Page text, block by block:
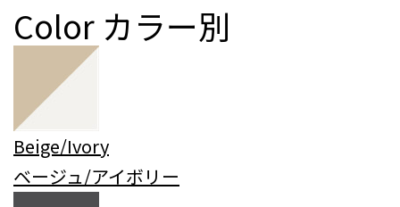
Color カラー別
Beige/Ivory
ベージュ/アイボリー